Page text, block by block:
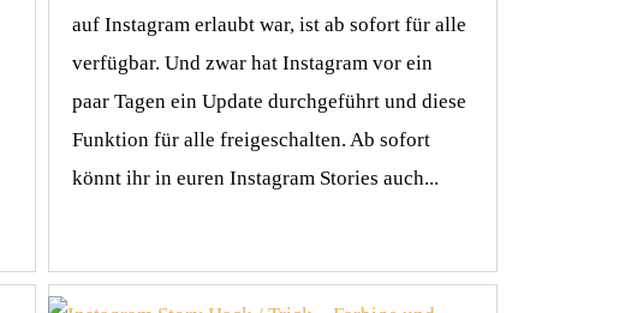
auf Instagram erlaubt war, ist ab sofort für alle
verfügbar. Und zwar hat Instagram vor ein
paar Tagen ein Update durchgeführt und diese
Funktion für alle freigeschalten. Ab sofort
könnt ihr in euren Instagram Stories auch...